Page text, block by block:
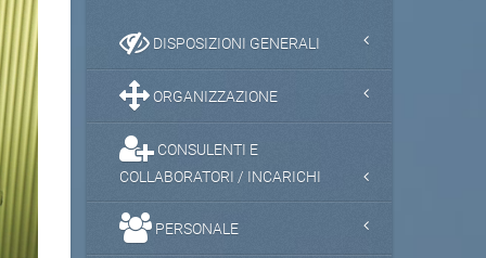
DISPOSIZIONI GENERALI
ORGANIZZAZIONE
CONSULENTI E
COLLABORATORI / INCARICHI
PERSONALE